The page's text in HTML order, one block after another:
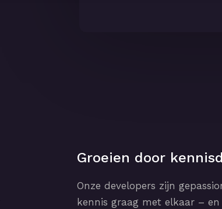
Groeien door
Onze developers zijn
kennis graag met elkaar –